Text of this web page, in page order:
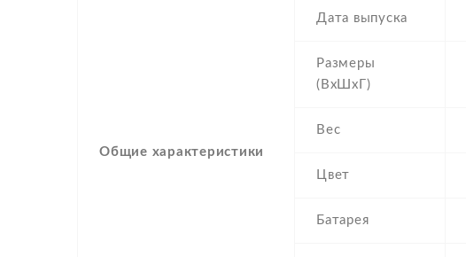
Общие характеристики
Дата выпуска
Размеры
(ВхШхГ)
Вес
Цвет
Батарея